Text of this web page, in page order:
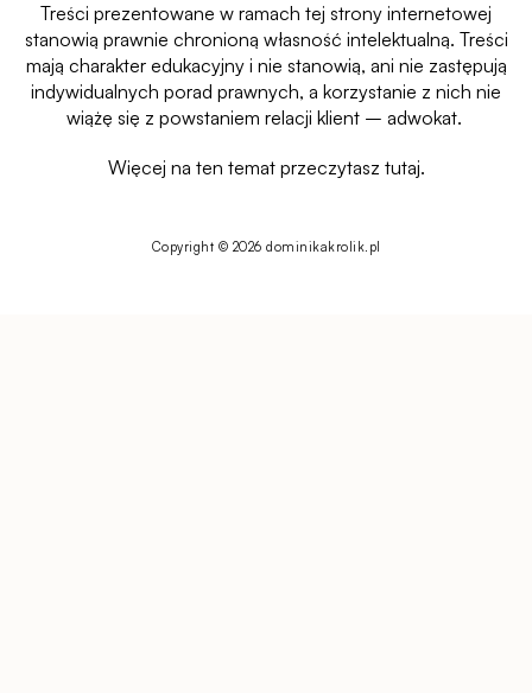
Treści prezentowane w ramach tej strony internetowej
stanowią prawnie chronioną własność intelektualną. Treści
mają charakter edukacyjny i nie stanowią, ani nie zastępują
indywidualnych porad prawnych, a korzystanie z nich nie
wiążę się z powstaniem relacji klient – adwokat.
Więcej na ten temat przeczytasz tutaj.
Copyright © 2026 dominikakrolik.pl